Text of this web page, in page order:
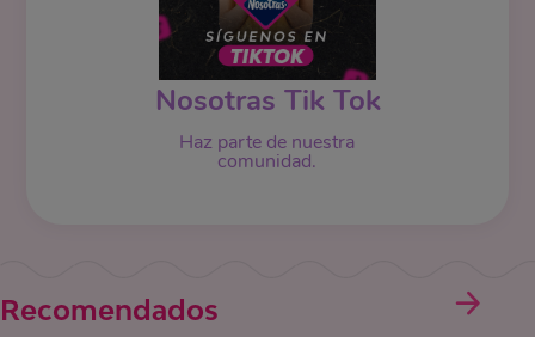
Nosotras Tik Tok
Haz parte de nuestra
comunidad.
Recomendados